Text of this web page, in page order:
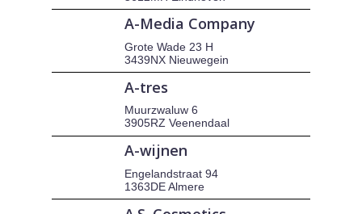
A-Media Company
Grote Wade 23 H
3439NX Nieuwegein
A-tres
Muurzwaluw 6
3905RZ Veenendaal
A-wijnen
Engelandstraat 94
1363DE Almere